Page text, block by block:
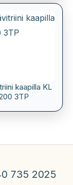
kaapilla KL
3TP
735 2025